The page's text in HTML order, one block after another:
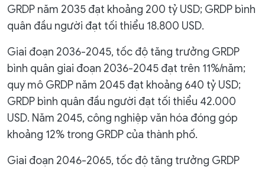
GRDP năm 2035 đạt khoảng 200 tỷ USD; GRDP bình
quân đầu người đạt tối thiểu 18.800 USD.
Giai đoạn 2036-2045, tốc độ tăng trưởng GRDP
bình quân giai đoạn 2036-2045 đạt trên 11%/năm;
quy mô GRDP năm 2045 đạt khoảng 640 tỷ USD;
GRDP bình quân đầu người đạt tối thiểu 42.000
USD. Năm 2045, công nghiệp văn hóa đóng góp
khoảng 12% trong GRDP của thành phố.
Giai đoạn 2046-2065, tốc độ tăng trưởng GRDP